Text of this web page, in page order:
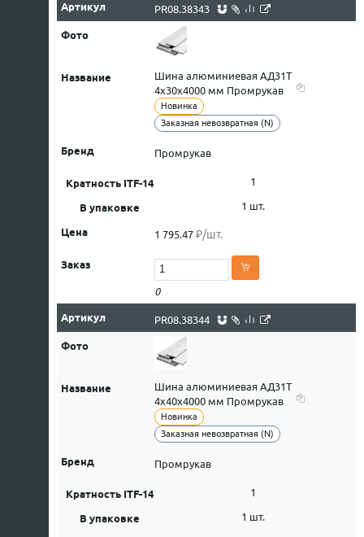
PR08.38343
Шина алюминиевая АД31Т
4х30х4000 мм Промрукав
Новинка
Заказная невозвратная (N)
Промрукав
1
1 шт.
1 795.47 ₽/шт.
0
PR08.38344
Шина алюминиевая АД31Т
4х40х4000 мм Промрукав
Новинка
Заказная невозвратная (N)
Промрукав
1
1 шт.